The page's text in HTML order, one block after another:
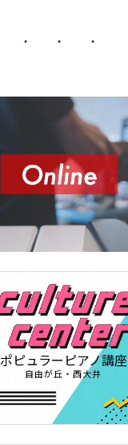
・ ・ ・
ポピュラーピアノ講座
自由が丘・西大井